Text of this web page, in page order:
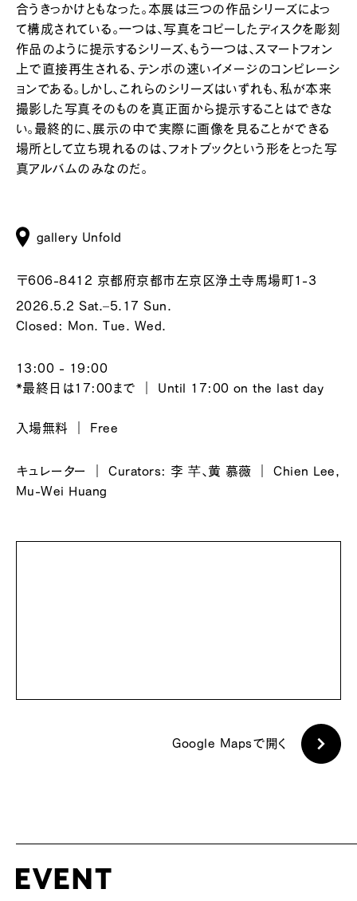
合うきっかけともなった。本展は三つの作品シリーズによっ
て構成されている。一つは、写真をコピーしたディスクを彫刻
作品のように提示するシリーズ、もう一つは、スマートフォン
上で直接再生される、テンポの速いイメージのコンピレーシ
ョンである。しかし、これらのシリーズはいずれも、私が本来
撮影した写真そのものを真正面から提示することはできな
い。最終的に、展示の中で実際に画像を見ることができる
場所として立ち現れるのは、フォトブックという形をとった写
真アルバムのみなのだ。
gallery Unfold
〒606-8412 京都府京都市左京区浄土寺馬場町1-3
2026.5.2 Sat.–5.17 Sun.
Closed: Mon. Tue. Wed.
13:00 - 19:00
*最終日は17:00まで ｜ Until 17:00 on the last day
入場無料 ｜ Free
キュレーター ｜ Curators: 李 芊、黄 慕薇 ｜ Chien Lee,
Mu-Wei Huang
Google Mapsで開く